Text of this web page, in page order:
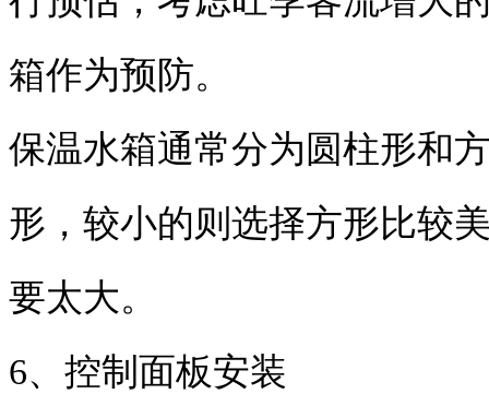
箱作为预防。
保温水箱通常分为圆柱形和
形，较小的则选择方形比较
要太大。
6、控制面板安装